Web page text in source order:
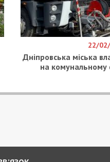
22/
Дніпровська міська
на комунальному